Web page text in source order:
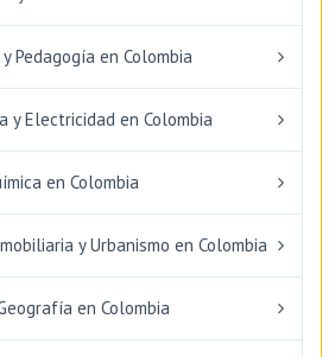
Pedagogía en Colombia
y Electricidad en Colombia
en Colombia
y Urbanismo en Colombia
en Colombia